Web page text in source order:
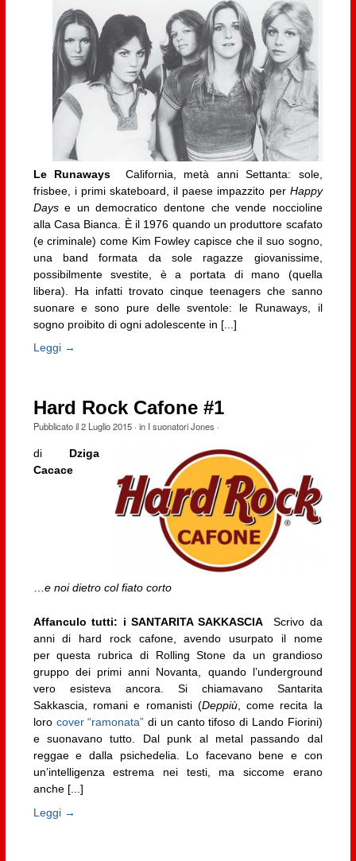
Le Runaways
California, metà anni Settanta: sole,
frisbee, i primi skateboard, il paese impazzito per Happy
Dayse un democratico dentone che vende noccioline
alla Casa Bianca. È il 1976 quando un produttore scafato
(e criminale) come Kim Fowley capisce che il suo sogno,
una band formata da sole ragazze giovanissime,
possibilmente svestite, è a portata di mano (quella
libera). Ha infatti trovato cinque teenagers che sanno
suonare e sono pure delle sventole: le Runaways, il
sogno proibito di ogni adolescente in [...]
Leggi →
Hard Rock Cafone #1
Pubblicato il2 Luglio 2015· in I suonatori Jones ·
di Dziga
Cacace
e noi dietro col fiato corto
Affanculo tutti: i SANTARITA SAKKASCIA
Scrivo da
anni di hard rock cafone, avendo usurpato il nome
per questa rubrica di Rolling Stone da un grandioso
gruppo dei primi anni Novanta, quando l’underground
vero esisteva ancora. Si chiamavano Santarita
Sakkascia, romani e romanisti (Deppiù, come recita la
loro cover “ramonata” di un canto tifoso di Lando Fiorini)
e suonavano tutto. Dal punk al metal passando dal
reggae e dalla psichedelia. Lo facevano bene e con
un’intelligenza estrema nei testi, ma siccome erano
anche [...]
Leggi →